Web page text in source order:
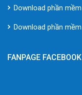
Download phần mềm
Download phần mềm
FANPAGE FACEBOOK